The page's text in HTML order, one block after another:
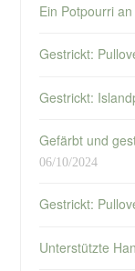
Ein Potpourri
Gestrickt:
Gestrickt:
Gefärbt und
06/10/2024
Gestrickt:
Unterstützte